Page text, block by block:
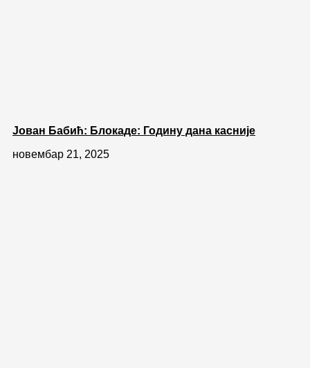
Јован Бабић: Блокаде: Годину дана касније
новембар 21, 2025